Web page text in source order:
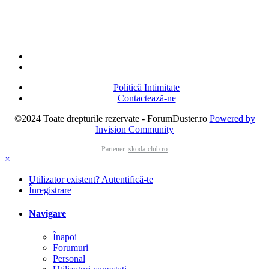
Politică Intimitate
Contactează-ne
©2024 Toate drepturile rezervate - ForumDuster.ro Powered by
Invision Community
Partener: skoda-club.ro
×
Utilizator existent? Autentifică-te
Înregistrare
Navigare
Înapoi
Forumuri
Personal